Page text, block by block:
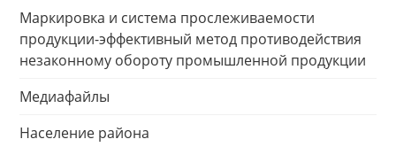
Маркировка и система прослеживаемости
продукции-эффективный метод противодействия
незаконному обороту промышленной продукции
Медиафайлы
Население района